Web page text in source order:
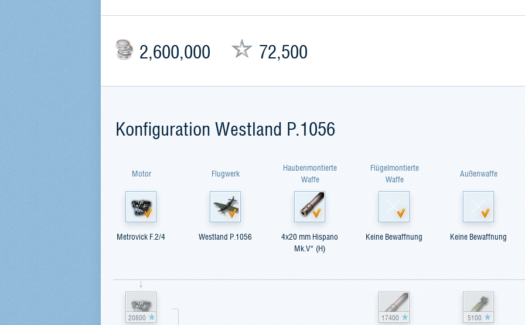
2,600,000 72,500
Konfiguration Westland P.1056
Motor
Metrovick F.2/4
20800
Flugwerk
Westland P.1056
Haubenmontierte
Waffe
4x20 mm Hispano
Mk.V* (H)
Flügelmontierte
Waffe
Keine Bewaffnung
17400
Außenwaffe
Keine Bewaffnung
5100